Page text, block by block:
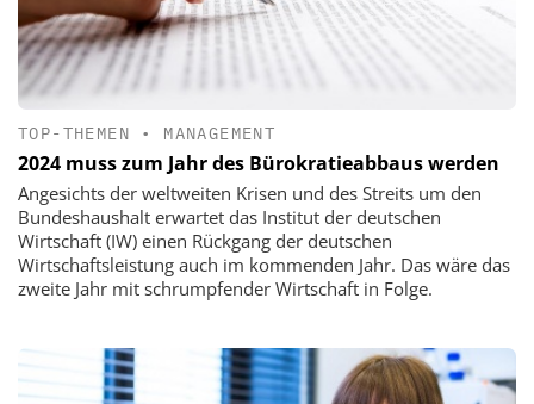
TOP-THEMEN • MANAGEMENT
2024 muss zum Jahr des Bürokratieabbaus werden
Angesichts der weltweiten Krisen und des Streits um den
Bundeshaushalt erwartet das Institut der deutschen
Wirtschaft (IW) einen Rückgang der deutschen
Wirtschaftsleistung auch im kommenden Jahr. Das wäre das
zweite Jahr mit schrumpfender Wirtschaft in Folge.